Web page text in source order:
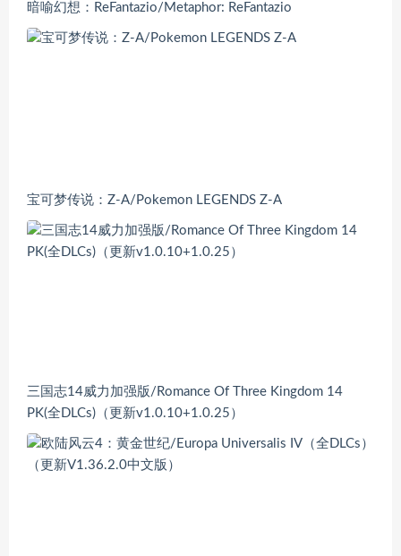
暗喻幻想：ReFantazio/Metaphor: ReFantazio
宝可梦传说：Z-A/Pokemon LEGENDS Z-A
三国志14威力加强版/Romance Of Three Kingdom 14
PK(全DLCs)（更新v1.0.10+1.0.25）